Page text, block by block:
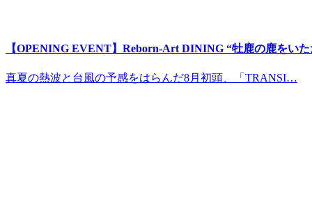
【OPENING EVENT】Reborn-Art DINING “牡鹿の鹿をい
真夏の熱波と台風の予感をはらんだ8月初頭、「TRANSI…